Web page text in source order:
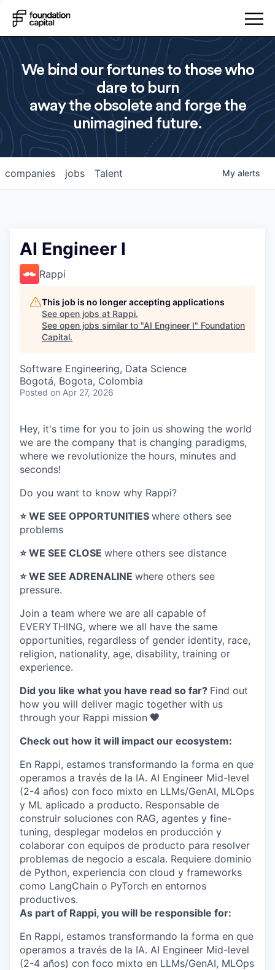
We bind our fortunes to those who
dare to burn
away the obsolete and forge the
unimagined future.
jobs
companies Talent My alerts
AI Engineer I
Rappi
This job is no longer accepting applications
See open jobs at Rappi.
See open jobs similar to "AI Engineer I" Foundation
Capital.
Software Engineering, Data Science
Bogotá, Bogota, Colombia
Posted on Apr 27, 2026
Hey, it's time for you to join us showing the world
we are the company that is changing paradigms,
where we revolutionize the hours, minutes and
seconds!
Do you want to know why Rappi?
⭐️ WE SEE OPPORTUNITIES where others see
problems
⭐️ WE SEE CLOSE where others see distance
⭐️ WE SEE ADRENALINE where others see
pressure.
Join a team where we are all capable of
EVERYTHING, where we all have the same
opportunities, regardless of gender identity, race,
religion, nationality, age, disability, training or
experience.
Did you like what you have read so far? Find out
how you will deliver magic together with us
through your Rappi mission 🧡
Check out how it will impact our ecosystem:
En Rappi, estamos transformando la forma en que
operamos a través de la IA. AI Engineer Mid-level
(2-4 años) con foco mixto en LLMs/GenAI, MLOps
y ML aplicado a producto. Responsable de
construir soluciones con RAG, agentes y fine-
tuning, desplegar modelos en producción y
colaborar con equipos de producto para resolver
problemas de negocio a escala. Requiere dominio
de Python, experiencia con cloud y frameworks
como LangChain o PyTorch en entornos
productivos.
As part of Rappi, you will be responsible for:
En Rappi, estamos transformando la forma en que
operamos a través de la IA. AI Engineer Mid-level
(2-4 años) con foco mixto en LLMs/GenAI, MLOps